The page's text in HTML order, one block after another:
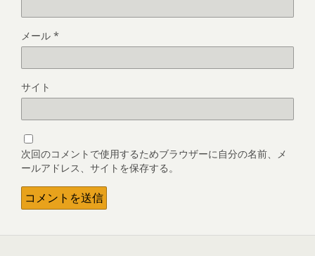
メール *
サイト
次回のコメントで使用するためブラウザーに自分の名前、メ
ールアドレス、サイトを保存する。